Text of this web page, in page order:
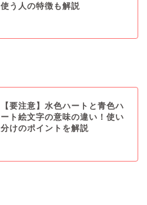
使う人の特徴も解説
【要注意】水色ハートと青色ハ
ート絵文字の意味の違い！使い
分けのポイントを解説